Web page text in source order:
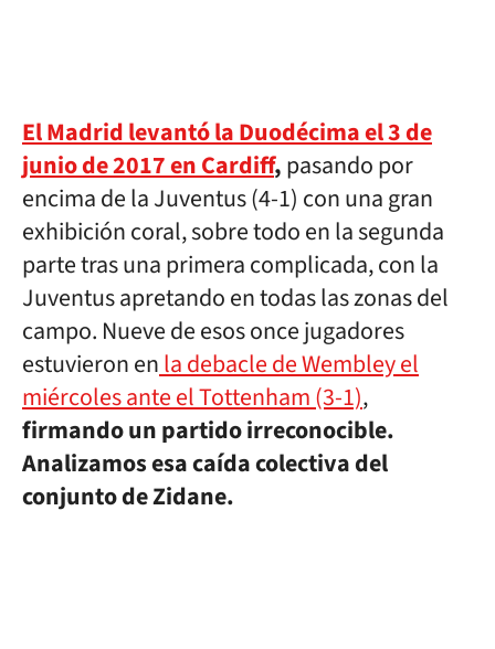
El Madrid levantó la Duodécima el 3 de
junio de 2017 en Cardiff,pasando por
encima de la Juventus (4-1) con una gran
exhibición coral, sobre todo en la segunda
parte tras una primera complicada, con la
Juventus apretando en todas las zonas del
campo. Nueve de esos once jugadores
estuvieron enla debacle de Wembley el
miércoles ante el Tottenham (3-1),
firmando un partido irreconocible.
Analizamos esa caída colectiva del
conjunto de Zidane.